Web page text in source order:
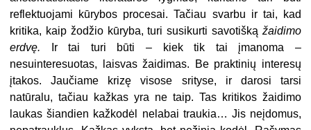
reflektuojami kūrybos procesai. Tačiau svarbu ir tai, kad
kritika, kaip žodžio kūryba, turi susikurti savotiškąžaidimo
erdvę. Ir tai turi būti – kiek tik tai įmanoma –
nesuinteresuotas, laisvas žaidimas. Be praktinių interesų
įtakos. Jaučiame krizę visose srityse, ir darosi tarsi
natūralu, tačiau kažkas yra ne taip. Tas kritikos žaidimo
laukas šiandien kažkodėl nelabai traukia… Jis neįdomus,